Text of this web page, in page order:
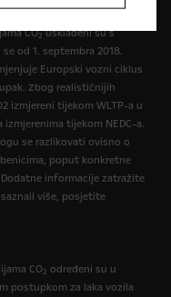
CO2usklađeni su s
od 1. septembra 2018.
Europski vozni ciklus
Zbog realističnijih
izmjereni tijekom WLTP-a u
tijekom NEDC-a.
se razlikovati ovisno o
poput konkretne
informacije zatražite
više, posjetite
CO2 određeni su u
postupkom za laka vozila